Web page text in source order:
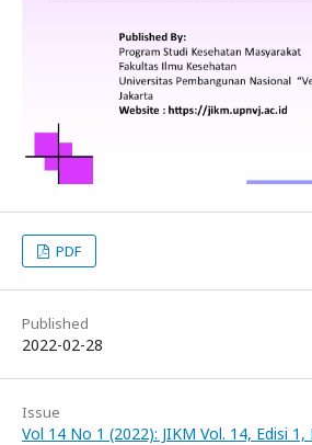
PDF
Published
2022-02-28
Issue
Vol 14 No 1 (2022): JIKM Vol. 14, Edisi